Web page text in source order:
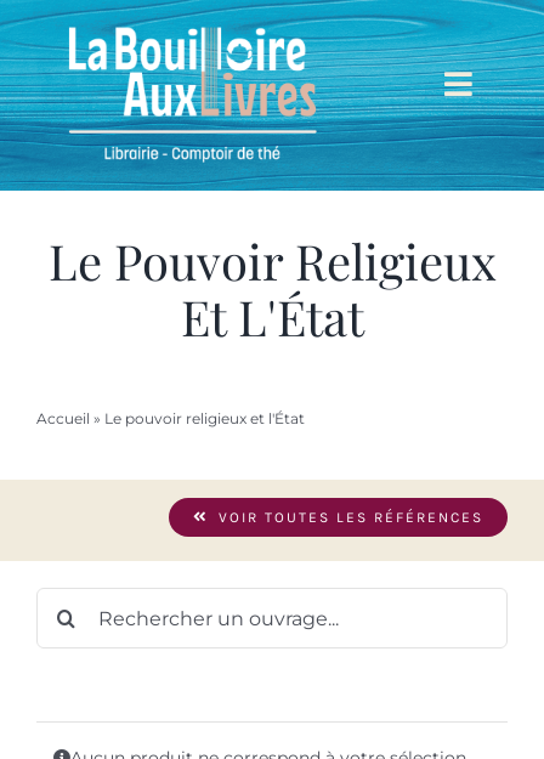
Passer
au
contenu
Accueil
Le Pouvoir Religieux
Et L'État
Accueil » Le pouvoir religieux et l'État
VOIR TOUTES LES RÉFÉRENCES